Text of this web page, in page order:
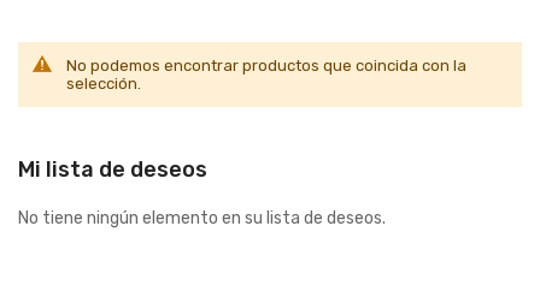
No podemos encontrar productos que coincida con la
selección.
Mi lista de deseos
No tiene ningún elemento en su lista de deseos.